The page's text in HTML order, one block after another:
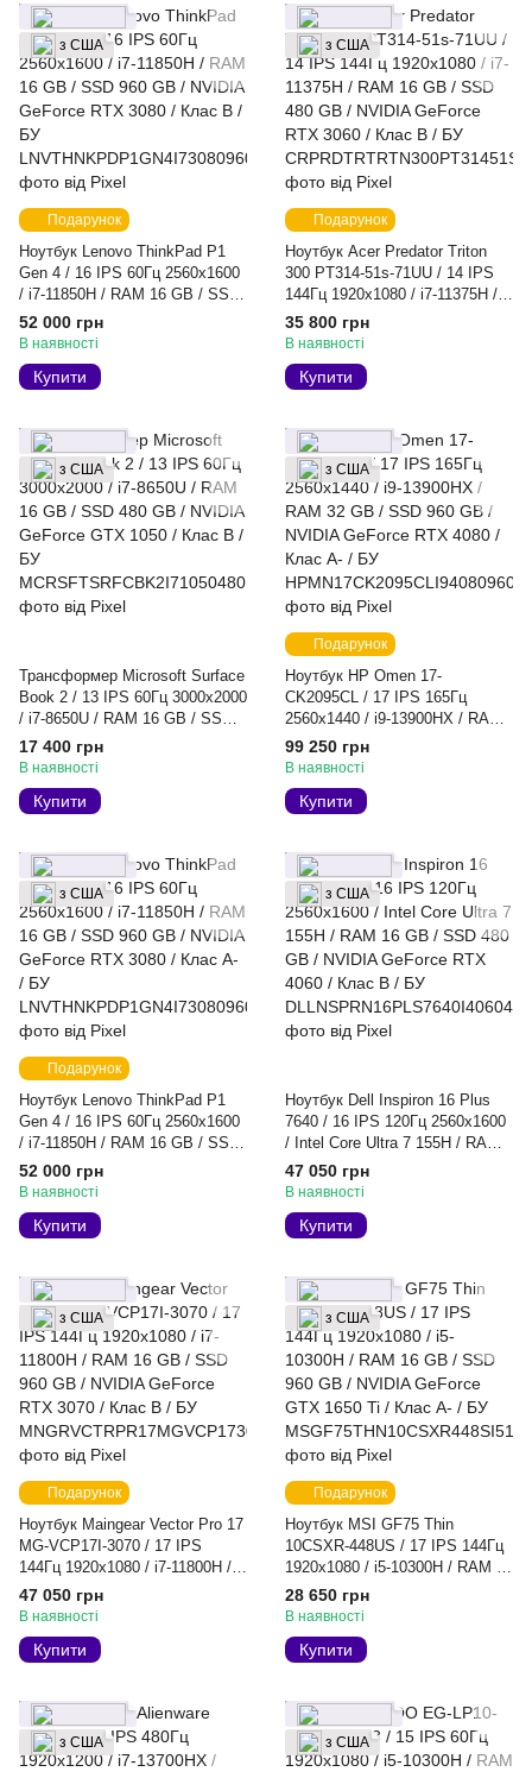
Подарунок
з США
Ноутбук Lenovo ThinkPad P1
Gen 4 / 16 IPS 60Гц 2560x1600
/ i7-11850H / RAM 16 GB / SSD
960 GB / NVIDIA GeForce RTX
3080 / Клас B / БУ
52 000 грн
В наявності
Купити
Подарунок
з США
Ноутбук Acer Predator Triton
300 PT314-51s-71UU / 14 IPS
144Гц 1920x1080 / i7-11375H /
RAM 16 GB / SSD 480 GB /
NVIDIA GeForce RTX 3060 /
35 800 грн
В наявності
Купити
з США
Трансформер Microsoft Surface
Book 2 / 13 IPS 60Гц 3000x2000
/ i7-8650U / RAM 16 GB / SSD
480 GB / NVIDIA GeForce GTX
1050 / Клас B / БУ
17 400 грн
В наявності
Купити
Подарунок
з США
Ноутбук HP Omen 17-
CK2095CL / 17 IPS 165Гц
2560x1440 / i9-13900HX / RAM
32 GB / SSD 960 GB / NVIDIA
GeForce RTX 4080 / Клас A- /
99 250 грн
В наявності
Купити
Подарунок
з США
Ноутбук Lenovo ThinkPad P1
Gen 4 / 16 IPS 60Гц 2560x1600
/ i7-11850H / RAM 16 GB / SSD
960 GB / NVIDIA GeForce RTX
3080 / Клас A- / БУ
52 000 грн
В наявності
Купити
з США
Ноутбук Dell Inspiron 16 Plus
7640 / 16 IPS 120Гц 2560х1600
/ Intel Core Ultra 7 155H / RAM
16 GB / SSD 480 GB / NVIDIA
GeForce RTX 4060 / Клас B /
47 050 грн
В наявності
Купити
Подарунок
з США
Ноутбук Maingear Vector Pro 17
MG-VCP17I-3070 / 17 IPS
144Гц 1920x1080 / i7-11800H /
RAM 16 GB / SSD 960 GB /
NVIDIA GeForce RTX 3070 /
47 050 грн
В наявності
Купити
Подарунок
з США
Ноутбук MSI GF75 Thin
10CSXR-448US / 17 IPS 144Гц
1920x1080 / i5-10300H / RAM 16
GB / SSD 960 GB / NVIDIA
GeForce GTX 1650 Ti / Клас A-
28 650 грн
В наявності
Купити
з США з США